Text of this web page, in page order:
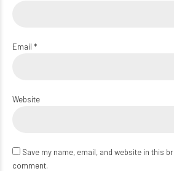
Email *
Website
Save my name, email, and website in this
comment.